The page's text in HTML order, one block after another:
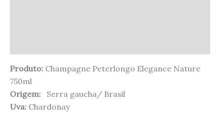
Produto: Champagne Peterlongo Elegance Nature
750ml
Origem: Serra gaucha/ Brasil
Uva: Chardonay